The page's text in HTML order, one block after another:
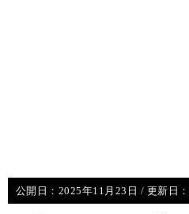
公開日： 2025年11月23日 / 更新日：